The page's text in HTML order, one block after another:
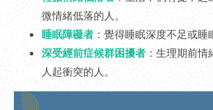
微情緒低落的人。
睡眠障礙者 ：覺得睡眠深度不足或睡
深受經前症候群困擾者 ：生理期前
人起衝突的人。